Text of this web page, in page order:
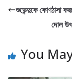
শুভেন্দুকে কোণঠাসা
দোল
You